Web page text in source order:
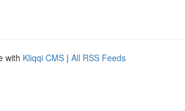
with Kliqqi CMS | All RSS Feeds